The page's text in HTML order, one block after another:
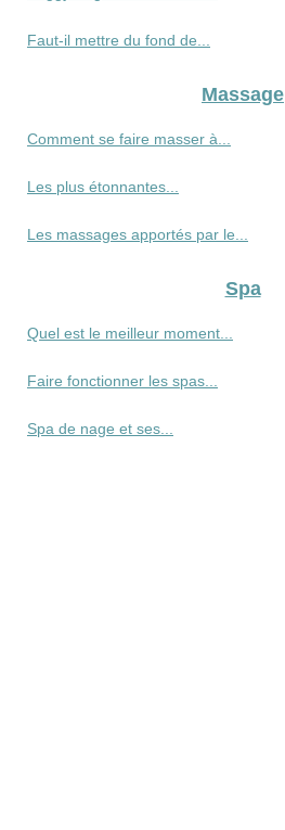
Faut-il mettre du fond de...
Massage
Comment se faire masser à...
Les plus étonnantes...
Les massages apportés par le...
Spa
Quel est le meilleur moment...
Faire fonctionner les spas...
Spa de nage et ses...